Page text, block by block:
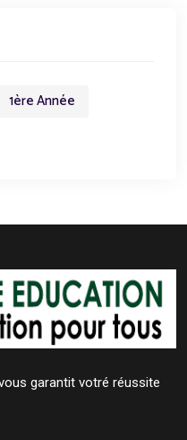
1ère Année
garantit votré réussite